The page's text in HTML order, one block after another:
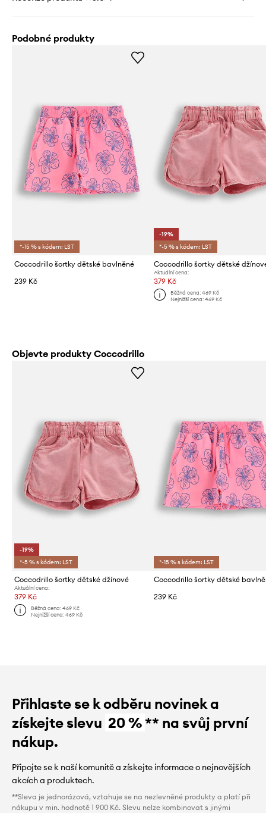
Podobné produkty
*-15 % s kódem: LST
Coccodrillo šortky dětské bavlněné
239 Kč
-19%
*-5 % s kódem: LST
Coccodrillo šortky dětské
Aktuální cena:
379 Kč
Běžná cena: 469 Kč
Nejnižší cena: 469 Kč
Objevte produkty Coccodrillo
-19%
*-5 % s kódem: LST
Coccodrillo šortky dětské džínové
Aktuální cena:
379 Kč
Běžná cena:469 Kč
Nejnižší cena:469 Kč
*-15 % s kódem: LST
Coccodrillo šortky dětské
239 Kč
Přihlaste se k odběru novinek a
získejte slevu 20 %** na svůj první
nákup.
Připojte se k naší komunitě a získejte informace o nejnovějších
akcích a produktech.
**Sleva je jednorázová, vztahuje se na nezlevněné produkty a platí při
nákupu v min. hodnotě 1 900 Kč. Slevu nelze kombinovat s jinými